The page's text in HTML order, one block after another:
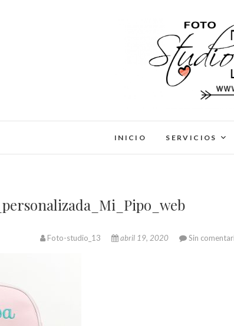
INICIO SERVICIOS
Foto-studio_13 abril 19, 2020 Sin